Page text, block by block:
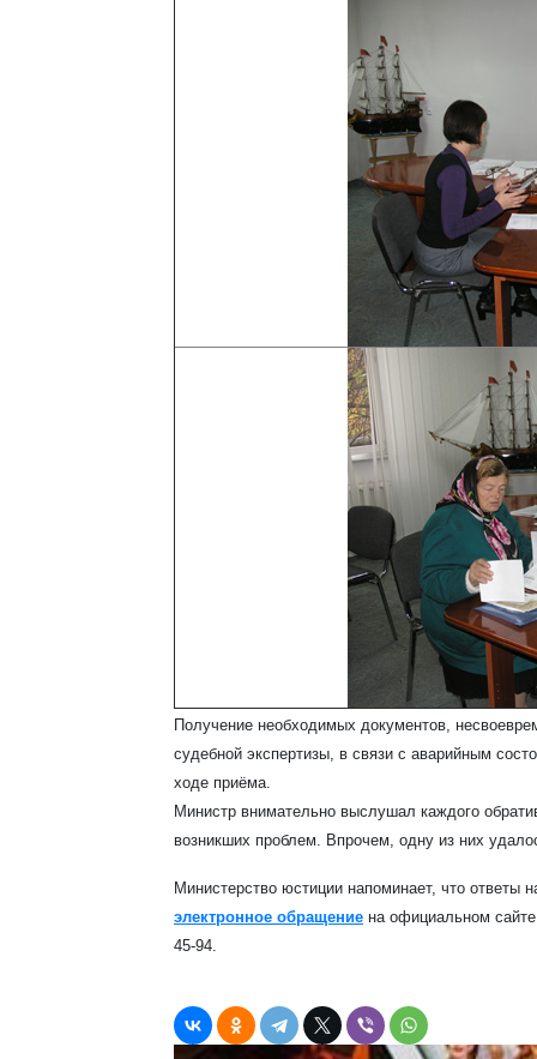
Получение необходимых документов,
судебной экспертизы, в связи с аварийным
ходе приёма.
Министр внимательно выслушал каждого
возникших проблем. Впрочем, одну из них
Министерство юстиции напоминает, что ответы
электронное обращение на официальном
45-94.